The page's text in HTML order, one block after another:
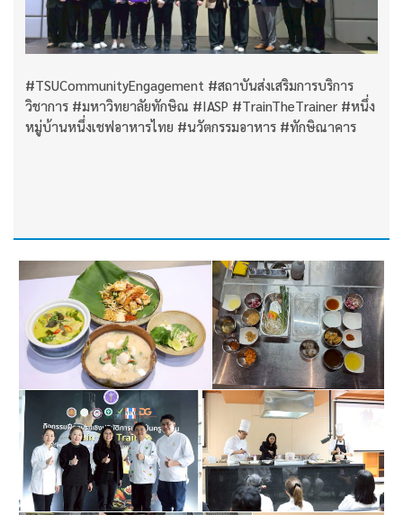
#TSUCommunityEngagement #สถาบันส่งเสริมการบริการ
วิชาการ #มหาวิทยาลัยทักษิณ #IASP #TrainTheTrainer #หนึ่ง
หมู่บ้านหนึ่งเชฟอาหารไทย #นวัตกรรมอาหาร #ทักษิณาคาร